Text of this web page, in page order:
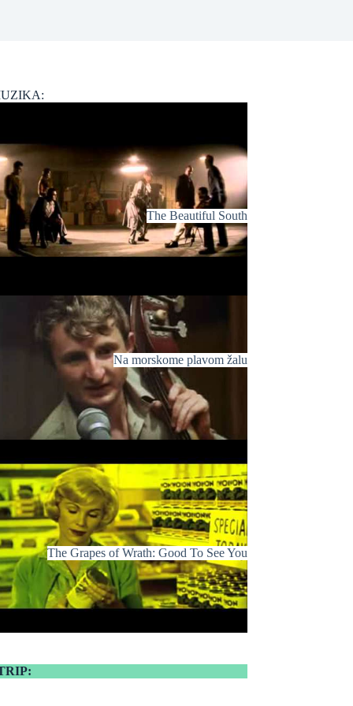
The Beautiful South
Na morskome plavom žalu
The Grapes of Wrath: Good To See You